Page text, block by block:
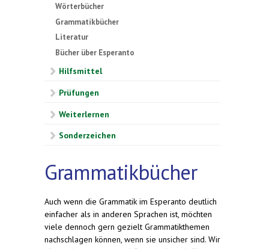
Wörterbücher
Grammatikbücher
Literatur
Bücher über Esperanto
Hilfsmittel
Prüfungen
Weiterlernen
Sonderzeichen
Grammatikbücher
Auch wenn die Grammatik im Esperanto deutlich
einfacher als in anderen Sprachen ist, möchten
viele dennoch gern gezielt Grammatikthemen
nachschlagen können, wenn sie unsicher sind. Wir